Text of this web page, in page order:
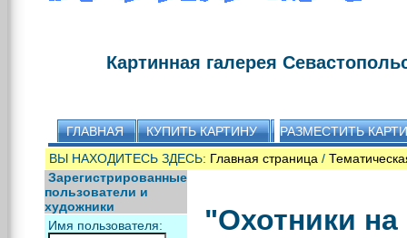
Картинная галерея
ГЛАВНАЯ КУПИТЬ КАРТИНУ
РАЗМЕСТИТЬ
ВЫ НАХОДИТЕСЬ ЗДЕСЬ: Главная страница /
Зарегистрированные
пользователи и
художники
Имя пользователя:
"Охотники